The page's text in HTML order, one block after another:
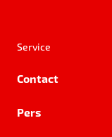
Service
Contact
Pers